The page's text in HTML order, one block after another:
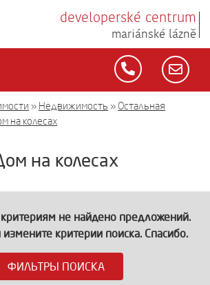
developerské centrum
mariánské lázně
» Недвижимость » Остальная
на колесах
на колесах
не найдено предложений.
критерии поиска. Спасибо.
ФИЛЬТРЫ ПОИСКА